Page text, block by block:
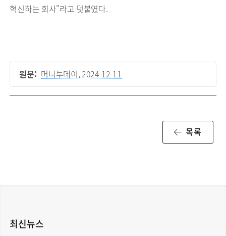
혁신하는 회사"라고 덧붙였다.
원문: 머니투데이, 2024-12-11
목록
최신뉴스